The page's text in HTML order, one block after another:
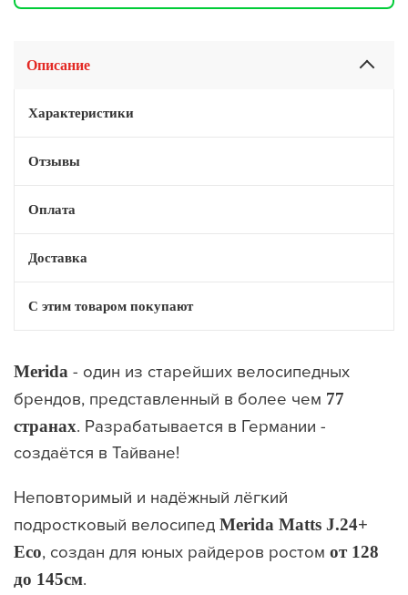
Описание
Характеристики
Отзывы
Оплата
Доставка
С этим товаром покупают
Merida - один из старейших велосипедных
брендов, представленный в более чем 77
странах. Разрабатывается в Германии -
создаётся в Тайване!
Неповторимый и надёжный лёгкий
подростковый велосипед Merida Matts J.24+
Eco, создан для юных райдеров ростом от 128
до 145см.